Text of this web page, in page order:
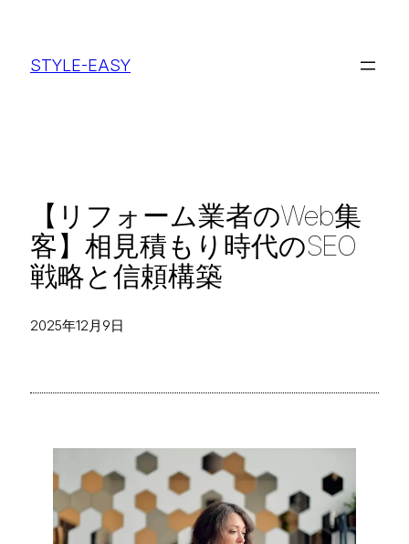
STYLE-EASY
【リフォーム業者のWeb集
客】相見積もり時代のSEO
戦略と信頼構築
2025年12月9日